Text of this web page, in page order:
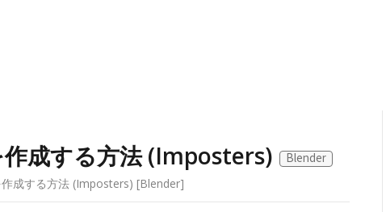
成する方法 (Imposters)
Blender
成する方法 (Imposters) [Blender]